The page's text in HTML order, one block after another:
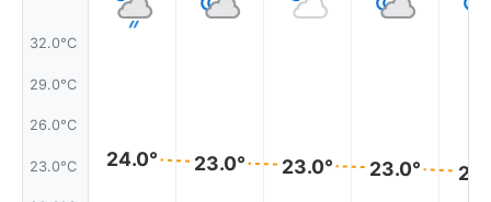
32.0°C
29.0°C
26.0°C
23.0°C 24.0° 23.0° 23.0° 23.0°